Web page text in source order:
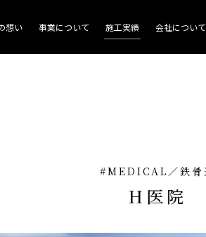
想い 事業について 施工実績 会社について
#MEDICAL ／鉄骨
H医院